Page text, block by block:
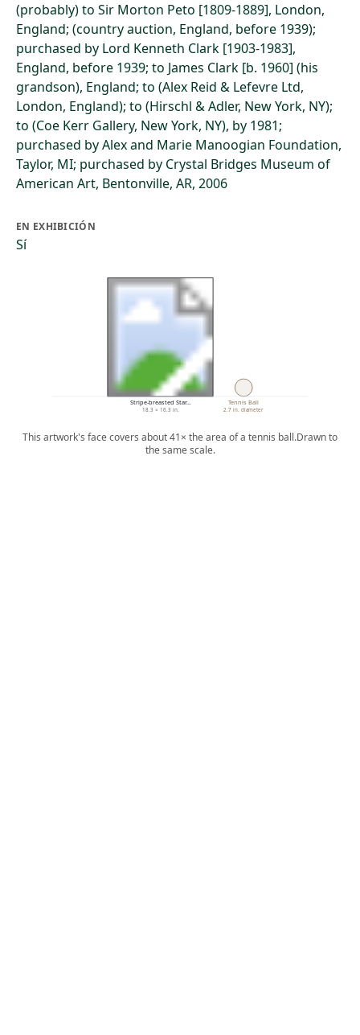
(probably) to Sir Morton Peto [1809-1889], London,
England; (country auction, England, before 1939);
purchased by Lord Kenneth Clark [1903-1983],
England, before 1939; to James Clark [b. 1960] (his
grandson), England; to (Alex Reid & Lefevre Ltd,
London, England); to (Hirschl & Adler, New York, NY);
to (Coe Kerr Gallery, New York, NY), by 1981;
purchased by Alex and Marie Manoogian Foundation,
Taylor, MI; purchased by Crystal Bridges Museum of
American Art, Bentonville, AR, 2006
EN EXHIBICIÓN
Sí
Stripe-breasted Star…
18.3 × 16.3 in.
Tennis Ball
2.7 in. diameter
This artwork's face covers about 41× the area of a tennis ball.Drawn to
the same scale.